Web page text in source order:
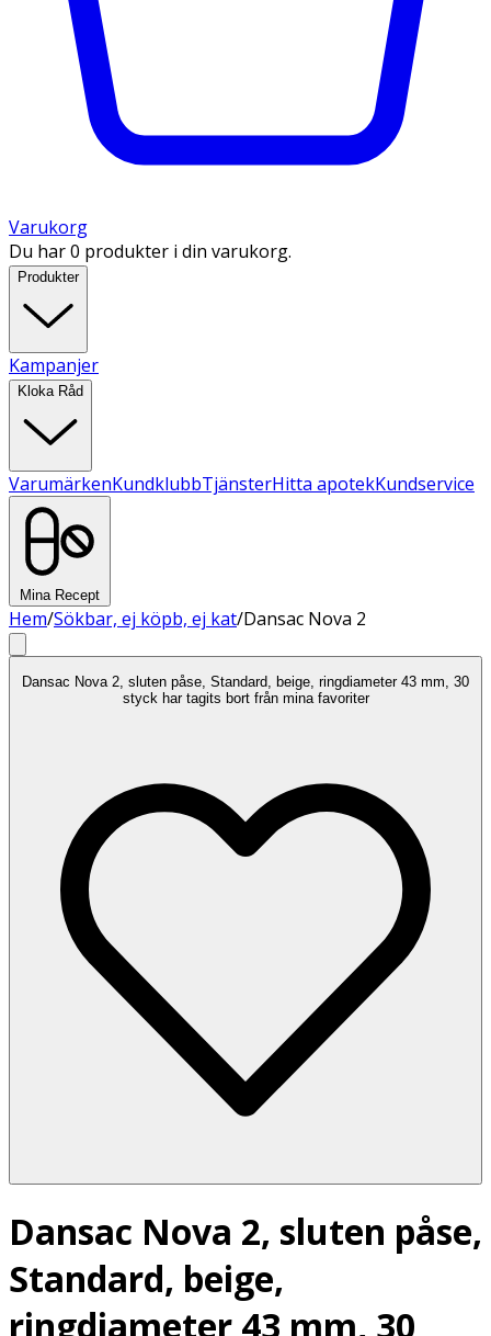
Varukorg
Du har 0 produkter i din varukorg.
Produkter
Kampanjer
Kloka Råd
VarumärkenKundklubbTjänsterHitta apotekKundservice
Mina Recept
Hem/Sökbar, ej köpb, ej kat/Dansac Nova 2
Dansac Nova 2, sluten påse, Standard, beige, ringdiameter 43 mm, 30
styck har tagits bort från mina favoriter
Dansac Nova 2, sluten påse,
Standard, beige,
ringdiameter 43 mm, 30